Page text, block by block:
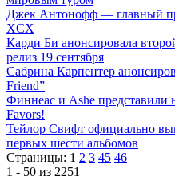
Джек Антонофф — главный
XCX
Карди Би анонсировала
релиз 19 сентября
Сабрина Карпентер
Friend”
Финнеас и Ashe
Favors!
Тейлор Свифт официально
первых шести альбомов
Страницы: 1 2 3 45 46
1 - 50 из 2251